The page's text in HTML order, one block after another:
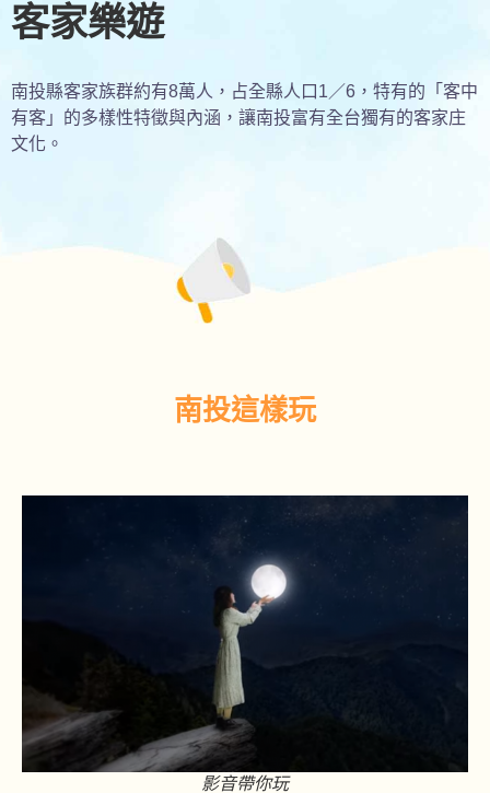
客家樂遊
南投縣客家族群約有8萬人，占全縣人口1／6，特有的「客中
有客」的多樣性特徵與內涵，讓南投富有全台獨有的客家庄
文化。
南投這樣玩
影音帶你玩